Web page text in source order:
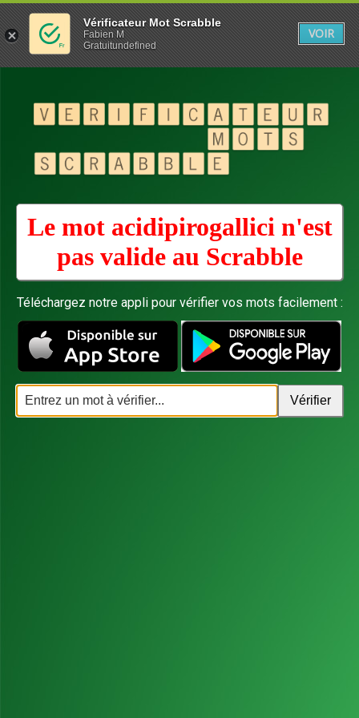
Le mot acidipirogallici n'est
pas valide au Scrabble
Téléchargez notre appli pour vérifier vos mots facilement :
Vérificateur Mot Scrabble
Fabien M
Gratuitundefined
VOIR